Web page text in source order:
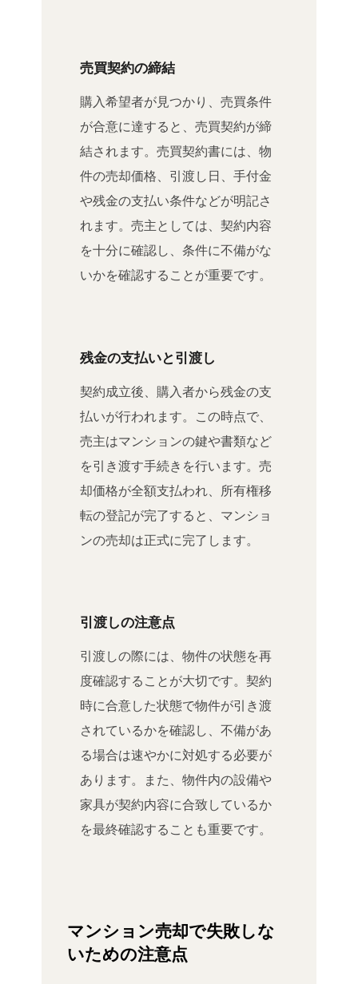
売買契約の締結
購入希望者が見つかり、売買条件
が合意に達すると、売買契約が締
結されます。売買契約書には、物
件の売却価格、引渡し日、手付金
や残金の支払い条件などが明記さ
れます。売主としては、契約内容
を十分に確認し、条件に不備がな
いかを確認することが重要です。
残金の支払いと引渡し
契約成立後、購入者から残金の支
払いが行われます。この時点で、
売主はマンションの鍵や書類など
を引き渡す手続きを行います。売
却価格が全額支払われ、所有権移
転の登記が完了すると、マンショ
ンの売却は正式に完了します。
引渡しの注意点
引渡しの際には、物件の状態を再
度確認することが大切です。契約
時に合意した状態で物件が引き渡
されているかを確認し、不備があ
る場合は速やかに対処する必要が
あります。また、物件内の設備や
家具が契約内容に合致しているか
を最終確認することも重要です。
マンション売却で失敗しな
いための注意点